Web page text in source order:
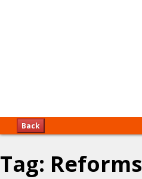
Back
Tag: Reforms